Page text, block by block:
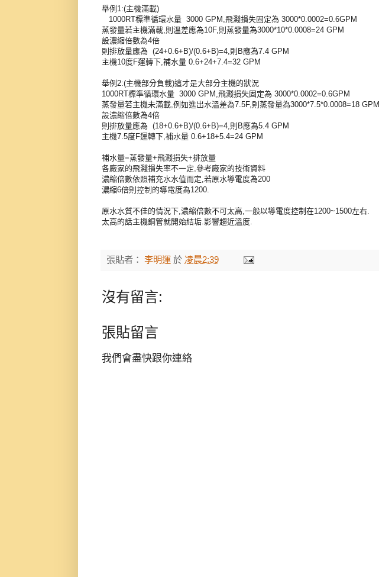
舉例 1:(主機滿載)
1000RT標準循環水量 3000 GPM, 飛濺損失固定為 3000*0.0002=0.6GPM
蒸發量若主機滿載 則溫差應為10F, 則蒸發量為3000*10*0.0008=24 GPM
設濃縮倍數為4倍
則排放量應為 (24+0.6+B)/(0.6+B)=4, 則 B應為7 .4 GPM
主機10度F運轉下 補水量 0.6+24+7.4=32 GPM
舉例 2:(主機部分負載)這才是大部分主機的狀況
1000RT標準循環水量 3000 GPM, 飛濺損失固定為 3000*0.0002=0.6GPM
蒸發量若主機未滿載 例如進出水溫差為7.5F, 則蒸發量為3000*7.5*0.0008=18 GPM
設濃縮倍數為4倍
則排放量應為 (18+0.6+B)/(0.6+B)=4, 則 B應為5 .4 GPM
主機7.5度F運轉下 補水量 0.6+18+5.4=24 GPM
補水量=蒸發量+飛濺損失+排放量
各廠家的飛濺損失率不一定,參考廠家的技術資料
濃縮倍數依照補充水水值而定,若原水導電度為200
濃縮6倍則控制的導電度為1200.
原水水質不佳的情況下,濃縮倍數不可太高,一般以導電度控制在1200~1500左右.
太高的話主機銅管就開始結垢.影響趨近溫度.
張貼者： 李明運 於 凌晨2:39
沒有留言:
張貼留言
我們會盡快跟你連絡